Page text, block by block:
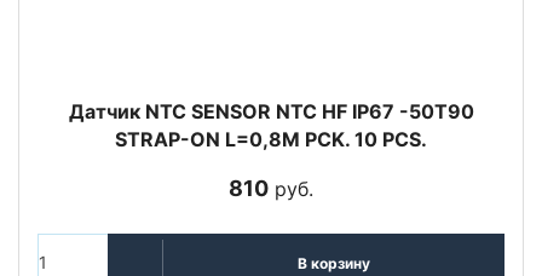
Датчик NTC SENSOR NTC HF IP67 -50T90
STRAP-ON L=0,8M PCK. 10 PCS.
810 руб.
В корзину